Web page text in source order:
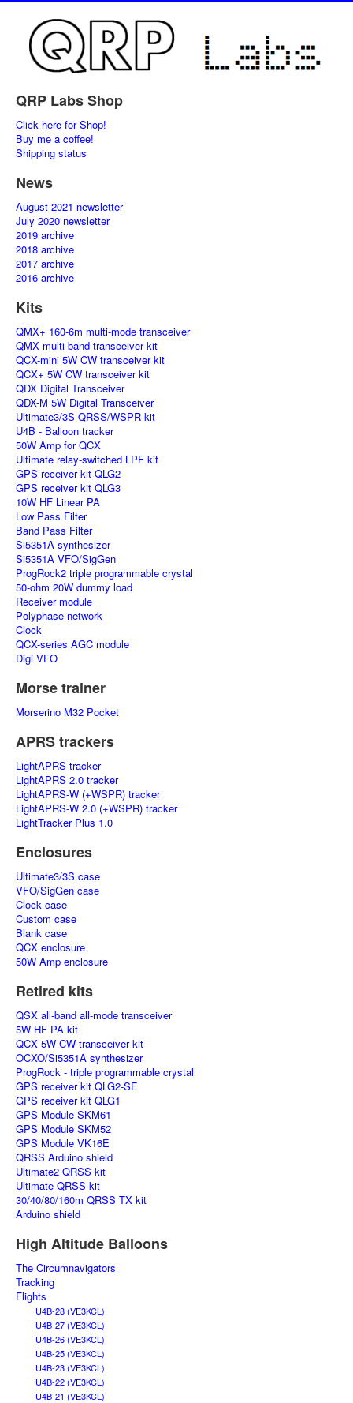
QRP Labs Shop
Click here for Shop!
Buy me a coffee!
Shipping status
News
August 2021 newsletter
July 2020 newsletter
2019 archive
2018 archive
2017 archive
2016 archive
Kits
QMX+ 160-6m multi-mode transceiver
QMX multi-band transceiver kit
QCX-mini 5W CW transceiver kit
QCX+ 5W CW transceiver kit
QDX Digital Transceiver
QDX-M 5W Digital Transceiver
Ultimate3/3S QRSS/WSPR kit
U4B - Balloon tracker
50W Amp for QCX
Ultimate relay-switched LPF kit
GPS receiver kit QLG2
GPS receiver kit QLG3
10W HF Linear PA
Low Pass Filter
Band Pass Filter
Si5351A synthesizer
Si5351A VFO/SigGen
ProgRock2 triple programmable crystal
50-ohm 20W dummy load
Receiver module
Polyphase network
Clock
QCX-series AGC module
Digi VFO
Morse trainer
Morserino M32 Pocket
APRS trackers
LightAPRS tracker
LightAPRS 2.0 tracker
LightAPRS-W (+WSPR) tracker
LightAPRS-W 2.0 (+WSPR) tracker
LightTracker Plus 1.0
Enclosures
Ultimate3/3S case
VFO/SigGen case
Clock case
Custom case
Blank case
QCX enclosure
50W Amp enclosure
Retired kits
QSX all-band all-mode transceiver
5W HF PA kit
QCX 5W CW transceiver kit
OCXO/Si5351A synthesizer
ProgRock - triple programmable crystal
GPS receiver kit QLG2-SE
GPS receiver kit QLG1
GPS Module SKM61
GPS Module SKM52
GPS Module VK16E
QRSS Arduino shield
Ultimate2 QRSS kit
Ultimate QRSS kit
30/40/80/160m QRSS TX kit
Arduino shield
High Altitude Balloons
The Circumnavigators
Tracking
Flights
U4B-28 (VE3KCL)
U4B-27 (VE3KCL)
U4B-26 (VE3KCL)
U4B-25 (VE3KCL)
U4B-23 (VE3KCL)
U4B-22 (VE3KCL)
U4B-21 (VE3KCL)